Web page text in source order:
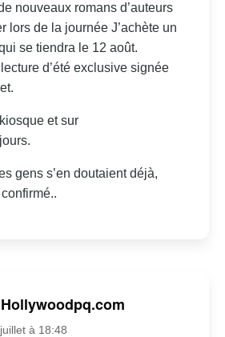
nouveaux romans d’auteurs
lors de la journée J’achète un
se tiendra le 12 août.
d’été exclusive signée
et sur
gens s’en doutaient déjà,
à 18:48